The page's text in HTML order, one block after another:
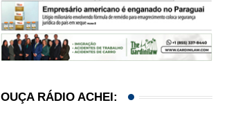
OUÇA RÁDIO ACHEI: